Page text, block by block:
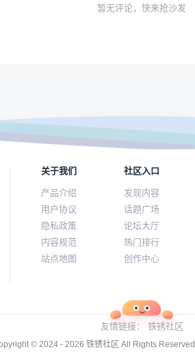
暂无评论，快来抢沙发
关于我们
产品介绍
用户协议
隐私政策
内容规范
站点地图
社区入口
发现内容
话题广场
论坛大厅
热门排行
创作中心
友情链接： 铁锈社区
© 2024 - 2026 铁锈社区 All Rights Reserved